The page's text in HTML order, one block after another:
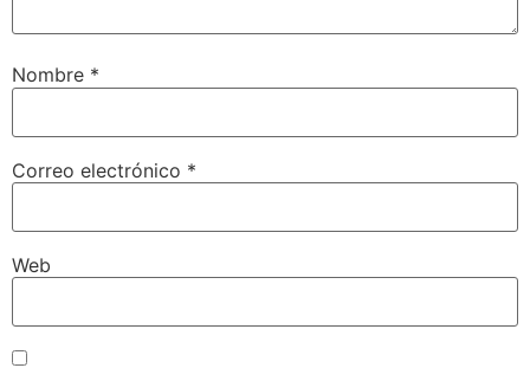
Nombre *
Correo electrónico *
Web